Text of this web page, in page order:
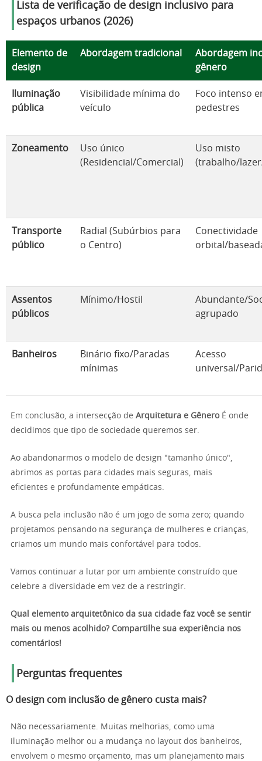
Lista de verificação de design inclusivo para
espaços urbanos (2026)
Elemento de
design
Abordagem tradicional
Abordagem
gênero
Iluminação
pública
Visibilidade mínima do
veículo
Foco intenso
pedestres
Zoneamento
Uso único
(Residencial/Comercial)
Uso misto
(trabalho/
Transporte
público
Radial (Subúrbios para
o Centro)
Conectividade
orbital/
Assentos
públicos
Mínimo/Hostil
Abundante/
agrupado
Banheiros
Binário fixo/Paradas
mínimas
Acesso
universal/
Em conclusão, a intersecção de Arquitetura e GêneroÉ onde
decidimos que tipo de sociedade queremos ser.
Ao abandonarmos o modelo de design "tamanho único",
abrimos as portas para cidades mais seguras, mais
eficientes e profundamente empáticas.
A busca pela inclusão não é um jogo de soma zero; quando
projetamos pensando na segurança de mulheres e crianças,
criamos um mundo mais confortável para todos.
Vamos continuar a lutar por um ambiente construído que
celebre a diversidade em vez de a restringir.
Qual elemento arquitetônico da sua cidade faz você se sentir
mais ou menos acolhido? Compartilhe sua experiência nos
comentários!
Perguntas frequentes
O design com inclusão de gênero custa mais?
Não necessariamente. Muitas melhorias, como uma
iluminação melhor ou a mudança no layout dos banheiros,
envolvem o mesmo orçamento, mas um planejamento mais